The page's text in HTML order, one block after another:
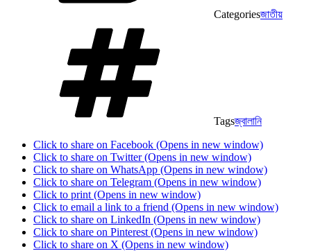
Categoriesজাতীয়
Tagsজ্বালানি
Click to share on Facebook (Opens in new window)
Click to share on Twitter (Opens in new window)
Click to share on WhatsApp (Opens in new window)
Click to share on Telegram (Opens in new window)
Click to print (Opens in new window)
Click to email a link to a friend (Opens in new window)
Click to share on LinkedIn (Opens in new window)
Click to share on Pinterest (Opens in new window)
Click to share on X (Opens in new window)